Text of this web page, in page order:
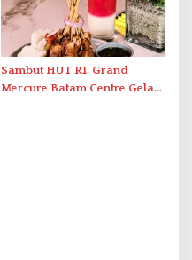
Sambut HUT RI, Grand
Mercure Batam Centre Gelar